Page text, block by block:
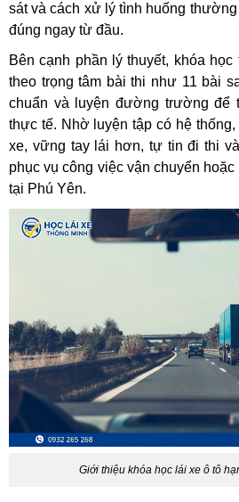
sát và cách xử lý tình huống
đúng ngay từ đầu.
Bên cạnh phần lý thuyết, khóa
theo trọng tâm bài thi như 11 bài
chuẩn và luyện đường trường để
thực tế. Nhờ luyện tập có hệ
xe, vững tay lái hơn, tự tin đi thi
phục vụ công việc vận chuyển
tại Phú Yên.
Giới thiệu khóa học lái xe ô tô